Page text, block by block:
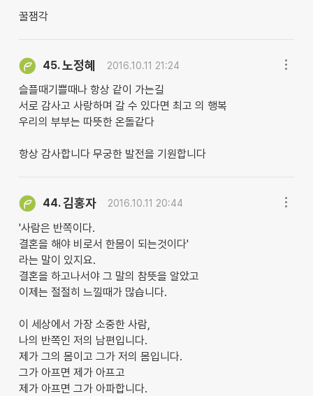
꿀잼각
45.노정혜 2016.10.11 21:24
슬플때기쁠때나 항상 같이 가는길
서로 감사고 사랑하며 갈 수 있다면 최고 의 행복
우리의 부부는 따뜻한 온돌같다
항상 감사합니다 무궁한 발전을 기원합니다
44.김홍자 2016.10.11 20:44
'사람은 반쪽이다.
결혼을 해야 비로서 한몸이 되는것이다'
라는 말이 있지요.
결혼을 하고나서야 그 말의 참뜻을 알았고
이제는 절절히 느낄때가 많습니다.
이 세상에서 가장 소중한 사람,
나의 반쪽인 저의 남편입니다.
제가 그의 몸이고 그가 저의 몸입니다.
그가 아프면 제가 아프고
제가 아프면 그가 아파합니다.